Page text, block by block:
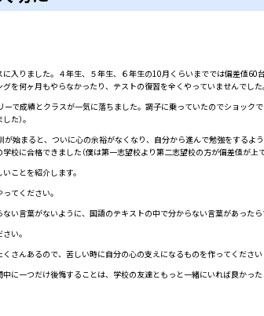
入りました。４年生、５年生、６年生の10月くらいまででは偏差値
を何ヶ月もやらなかったり、テストの復習を全くやっていませんでし
で成績とクラスが一気に落ちました。調子に乗っていたのでショック
た）。
始まると、ついに心の余裕がなくなり、自分から進んで勉強をする
校に合格できました（僕は第一志望校より第二志望校の方が偏差値が上で
ことを紹介します。
てください。
い言葉がないように、国語のテキストの中で分からない言葉があったら
い。
さんあるので、苦しい時に自分の心の支えになるものを作ってください
に一つだけ後悔することは、学校の友達ともっと一緒にいれば良かっ